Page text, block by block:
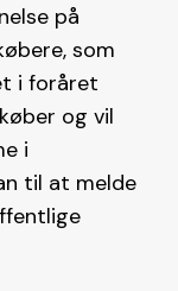
på
som
i foråret
og vil
i
til at melde